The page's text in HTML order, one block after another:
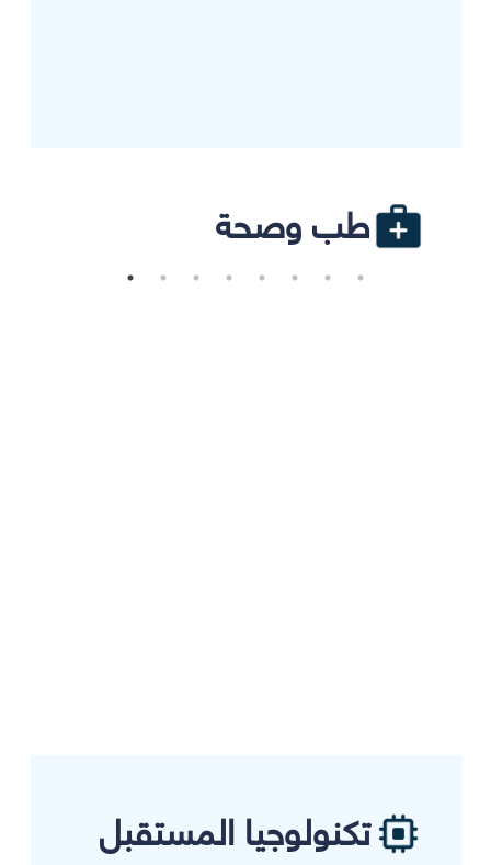
طب وصحة
تكنولوجيا المستقبل